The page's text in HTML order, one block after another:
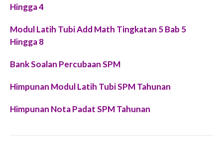
Hingga 4
Modul Latih Tubi Add Math Tingkatan 5 Bab 5
Hingga 8
Bank Soalan Percubaan SPM
Himpunan Modul Latih Tubi SPM Tahunan
Himpunan Nota Padat SPM Tahunan